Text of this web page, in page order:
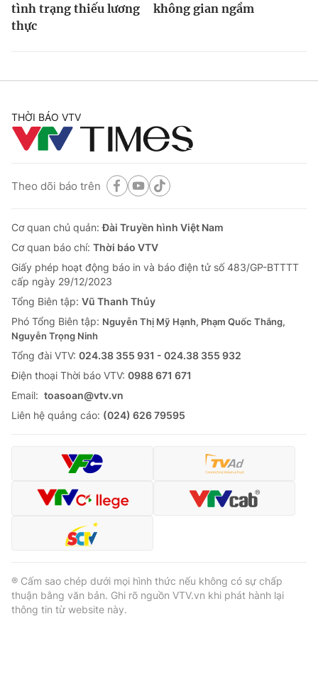
tình trạng thiếu lương
thực
không gian ngầm
THỜI BÁO VTV
Theo dõi báo trên
Cơ quan chủ quản:Đài Truyền hình Việt Nam
Cơ quan báo chí: Thời báo VTV
Giấy phép hoạt động báo in và báo điện tử số 483/GP-BTTTT
cấp ngày 29/12/2023
Tổng Biên tập: Vũ Thanh Thủy
Phó Tổng Biên tập: Nguyễn Thị Mỹ Hạnh, Phạm Quốc Thắng,
Nguyễn Trọng Ninh
Tổng đài VTV: 024.38 355 931 - 024.38 355 932
Ðiện thoại Thời báo VTV: 0988 671 671
Email: toasoan@vtv.vn
Liên hệ quảng cáo: (024) 626 79595
® Cấm sao chép dưới mọi hình thức nếu không có sự chấp
thuận bằng văn bản. Ghi rõ nguồn VTV.vn khi phát hành lại
thông tin từ website này.